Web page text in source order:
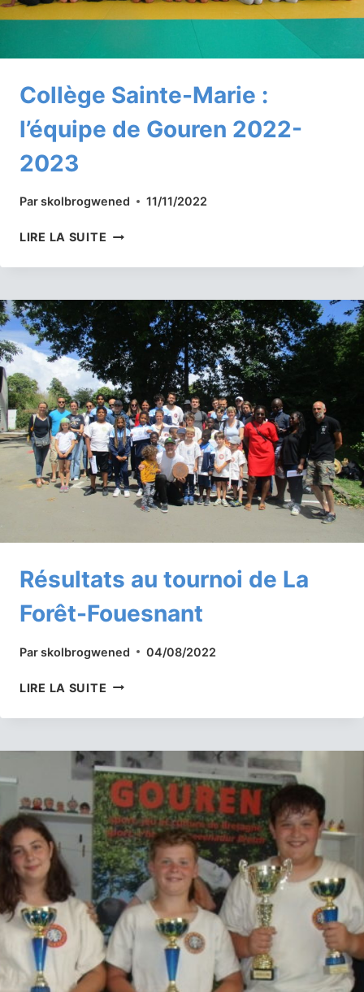
Collège Sainte-Marie :
l’équipe de Gouren 2022-
2023
Parskolbrogwened 11/11/2022
LIRE LA SUITE COLLÈGE
MARIE
L’ÉQUIPE
GOUREN
2022-
2023
Résultats au tournoi de La
Forêt-Fouesnant
Parskolbrogwened 04/08/2022
LIRE LA SUITE RÉSULTATS
TOURNOI
FORÊT-
FOUESNANT